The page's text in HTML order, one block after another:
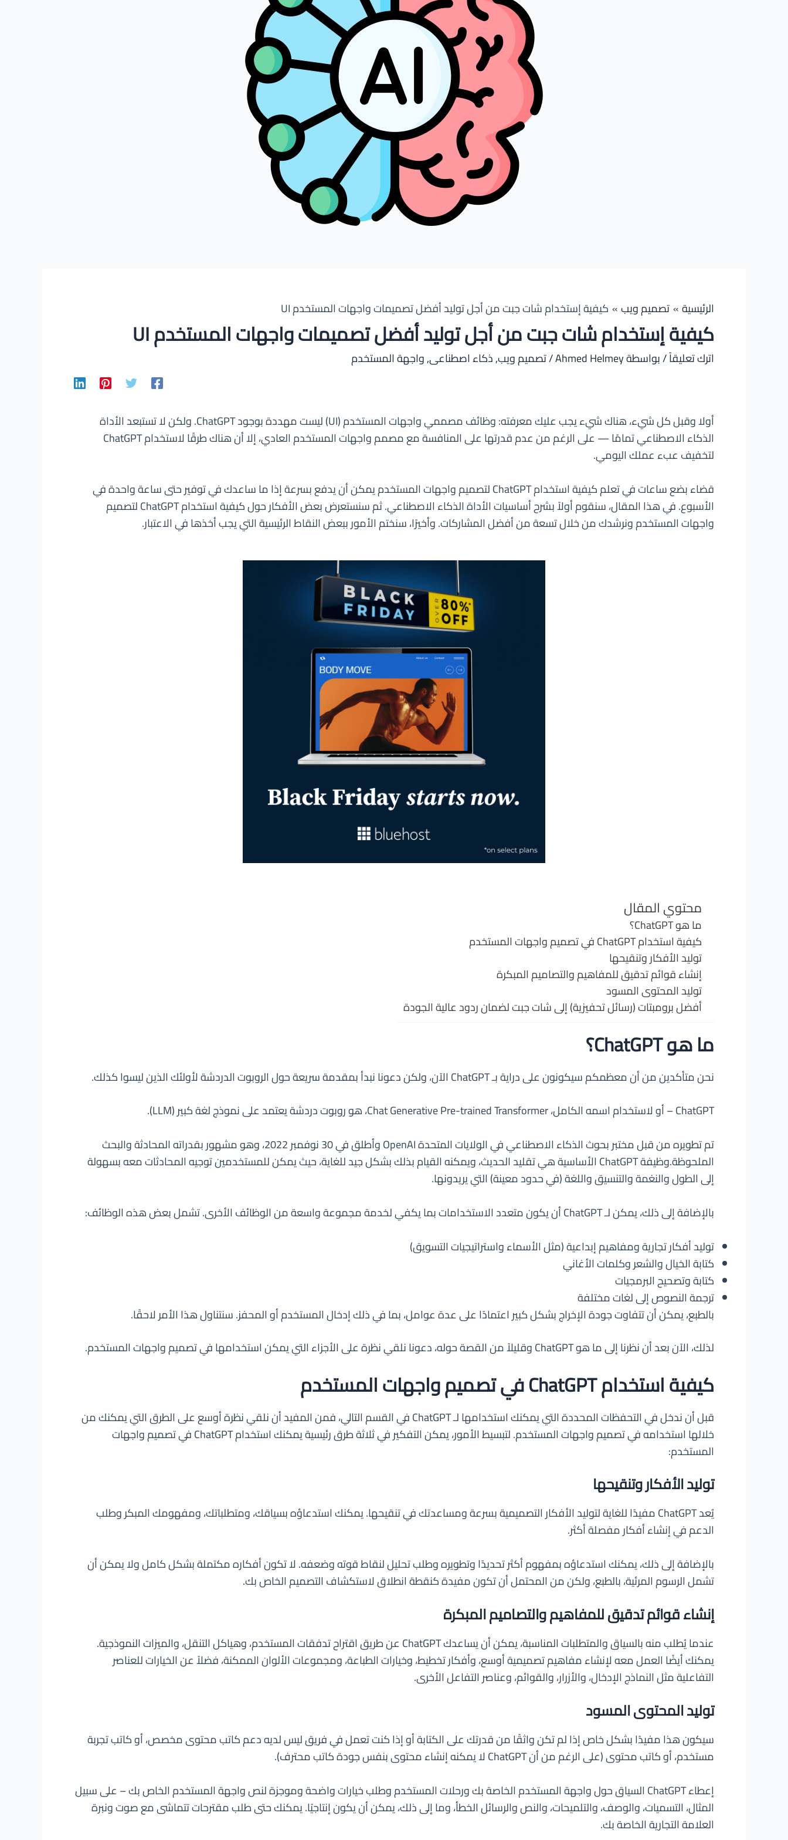
الرئيسية تصميم ويب كيفية إستخدام شات جبت من أجل توليد أفضل تصميمات واجهات المستخدم UI
كيفية إستخدام شات جبت من أجل توليد أفضل تصميمات واجهات المستخدم UI
اترك تعليقاً/ بواسطةAhmed Helmey
/تصميم ويب,ذكاء اصطناعى,واجهة المستخدم
أولا وقبل كل شيء، هناك شيء يجب عليك معرفته: وظائف مصممي واجهات المستخدم (UI) ليست مهددة بوجود ChatGPT. ولكن لا تستبعد الأداة
الذكاء الاصطناعي تمامًا — على الرغم من عدم قدرتها على المنافسة مع مصمم واجهات المستخدم العادي، إلا أن هناك طرقًا لاستخدام ChatGPT
لتخفيف عبء عملك اليومي.
قضاء بضع ساعات في تعلم كيفية استخدام ChatGPT لتصميم واجهات المستخدم يمكن أن يدفع بسرعة إذا ما ساعدك في توفير حتى ساعة واحدة في
الأسبوع. في هذا المقال، سنقوم أولاً بشرح أساسيات الأداة الذكاء الاصطناعي. ثم سنستعرض بعض الأفكار حول كيفية استخدام ChatGPT لتصميم
واجهات المستخدم ونرشدك من خلال تسعة من أفضل المشاركات. وأخيرًا، سنختم الأمور ببعض النقاط الرئيسية التي يجب أخذها في الاعتبار.
محتوي المقال
ما هو ChatGPT؟
كيفية استخدام ChatGPT في تصميم واجهات المستخدم
توليد الأفكار وتنقيحها
إنشاء قوائم تدقيق للمفاهيم والتصاميم المبكرة
توليد المحتوى المسود
أفضل برومبتات (رسائل تحفيزية) إلى شات جبت لضمان ردود عالية الجودة
ما هو ChatGPT؟
نحن متأكدين من أن معظمكم سيكونون على دراية بـ ChatGPT الآن، ولكن دعونا نبدأ بمقدمة سريعة حول الروبوت الدردشة لأولئك الذين ليسوا كذلك.
ChatGPT – أو لاستخدام اسمه الكامل، Chat Generative Pre-trained Transformer، هو روبوت دردشة يعتمد على نموذج لغة كبير (LLM).
تم تطويره من قبل مختبر بحوث الذكاء الاصطناعي في الولايات المتحدة OpenAI وأطلق في 30 نوفمبر 2022، وهو مشهور بقدراته المحادثة والبحث
الملحوظة.وظيفة ChatGPT الأساسية هي تقليد الحديث، ويمكنه القيام بذلك بشكل جيد للغاية، حيث يمكن للمستخدمين توجيه المحادثات معه بسهولة
إلى الطول والنغمة والتنسيق واللغة (في حدود معينة) التي يريدونها.
بالإضافة إلى ذلك، يمكن لـ ChatGPT أن يكون متعدد الاستخدامات بما يكفي لخدمة مجموعة واسعة من الوظائف الأخرى. تشمل بعض هذه الوظائف:
توليد أفكار تجارية ومفاهيم إبداعية (مثل الأسماء واستراتيجيات التسويق)
كتابة الخيال والشعر وكلمات الأغاني
كتابة وتصحيح البرمجيات
ترجمة النصوص إلى لغات مختلفة
بالطبع، يمكن أن تتفاوت جودة الإخراج بشكل كبير اعتمادًا على عدة عوامل، بما في ذلك إدخال المستخدم أو المحفز. سنتناول هذا الأمر لاحقًا.
لذلك، الآن بعد أن نظرنا إلى ما هو ChatGPT وقليلاً من القصة حوله، دعونا نلقي نظرة على الأجزاء التي يمكن استخدامها في تصميم واجهات المستخدم.
كيفية استخدام ChatGPT في تصميم واجهات المستخدم
قبل أن ندخل في التحفظات المحددة التي يمكنك استخدامها لـ ChatGPT في القسم التالي، فمن المفيد أن نلقي نظرة أوسع على الطرق التي يمكنك من
خلالها استخدامه في تصميم واجهات المستخدم. لتبسيط الأمور، يمكن التفكير في ثلاثة طرق رئيسية يمكنك استخدام ChatGPT في تصميم واجهات
المستخدم:
توليد الأفكار وتنقيحها
يُعد ChatGPT مفيدًا للغاية لتوليد الأفكار التصميمية بسرعة ومساعدتك في تنقيحها. يمكنك استدعاؤه بسياقك، ومتطلباتك، ومفهومك المبكر وطلب
الدعم في إنشاء أفكار مفصلة أكثر.
بالإضافة إلى ذلك، يمكنك استدعاؤه بمفهوم أكثر تحديدًا وتطويره وطلب تحليل لنقاط قوته وضعفه. لا تكون أفكاره مكتملة بشكل كامل ولا يمكن أن
تشمل الرسوم المرئية، بالطبع، ولكن من المحتمل أن تكون مفيدة كنقطة انطلاق لاستكشاف التصميم الخاص بك.
إنشاء قوائم تدقيق للمفاهيم والتصاميم المبكرة
عندما يُطلب منه بالسياق والمتطلبات المناسبة، يمكن أن يساعدك ChatGPT عن طريق اقتراح تدفقات المستخدم، وهياكل التنقل، والميزات النموذجية.
يمكنك أيضًا العمل معه لإنشاء مفاهيم تصميمية أوسع، وأفكار تخطيط، وخيارات الطباعة، ومجموعات الألوان الممكنة، فضلاً عن الخيارات للعناصر
التفاعلية مثل النماذج الإدخال، والأزرار، والقوائم، وعناصر التفاعل الأخرى.
توليد المحتوى المسود
سيكون هذا مفيدًا بشكل خاص إذا لم تكن واثقًا من قدرتك على الكتابة أو إذا كنت تعمل في فريق ليس لديه دعم كاتب محتوى مخصص، أو كاتب تجربة
مستخدم، أو كاتب محتوى (على الرغم من أن ChatGPT لا يمكنه إنشاء محتوى بنفس جودة كاتب محترف).
إعطاء ChatGPT السياق حول واجهة المستخدم الخاصة بك ورحلات المستخدم وطلب خيارات واضحة وموجزة لنص واجهة المستخدم الخاص بك – على سبيل
المثال، التسميات، والوصف، والتلميحات، والنص والرسائل الخطأ، وما إلى ذلك، يمكن أن يكون إنتاجيًا. يمكنك حتى طلب مقترحات تتماشى مع صوت ونبرة
العلامة التجارية الخاصة بك.